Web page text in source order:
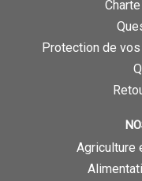
Protection de
Agriculture